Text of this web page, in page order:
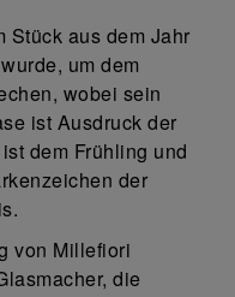
Stück aus dem Jahr
um dem
wobei sein
ist Ausdruck der
dem Frühling und
der
von Millefiori
die